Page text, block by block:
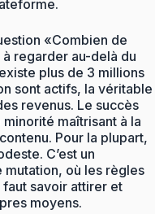
«Combien de
regarder au-delà du
plus de 3 millions
sont actifs, la véritable
revenus. Le succès
maîtrisant à la
Pour la plupart,
C’est un
où les règles
savoir attirer et
moyens.